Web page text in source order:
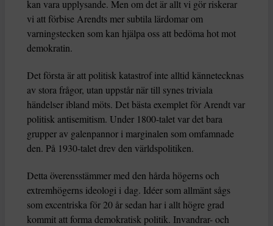
kan vara upplysande. Men om det är allt vi gör riskerar
vi att förbise Arendts mer subtila lärdomar om
varningstecken som kan hjälpa oss att bedöma hot mot
demokratin.
Det första är att politisk katastrof inte alltid kännetecknas
av stora frågor, utan uppstår när till synes triviala
händelser ibland möts. Det bästa exemplet för Arendt var
politisk antisemitism. Under 1800-talet var det bara
grupper av galenpannor i marginalen som omfamnade
den. På 1930-talet drev den världspolitiken.
Detta överensstämmer med den hårda högerns och
extremhögerns ideologi i dag. Idéer som allmänt sågs
som excentriska för 20 år sedan har i allt högre grad
kommit att forma demokratisk politik. Invandrar- och